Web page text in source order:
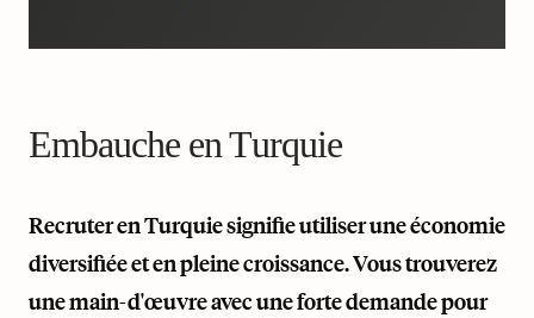
Embauche en Turquie
Recruter en Turquie signifie utiliser une économie
diversifiée et en pleine croissance. Vous trouverez
une main-d'œuvre avec une forte demande pour